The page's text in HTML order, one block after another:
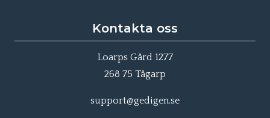
Kontakta oss
Loarps Gård 1277
268 75 Tågarp
support@gedigen.se